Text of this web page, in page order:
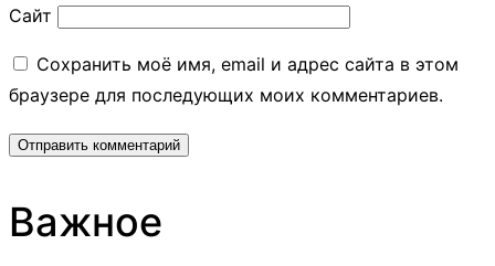
Сайт
Сохранить моё имя, email и адрес сайта в этом
браузере для последующих моих комментариев.
Важное